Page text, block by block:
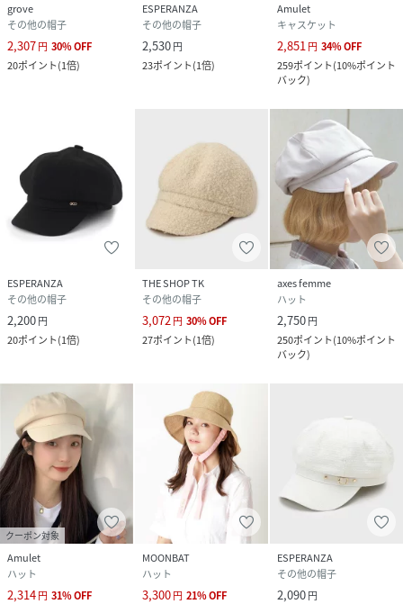
grove
その他の帽子
2,307円 30%OFF
20ポイント(1倍)
ESPERANZA
その他の帽子
2,530円
23ポイント(1倍)
Amulet
キャスケット
2,851円 34%OFF
259ポイント(10%ポイント
バック)
ESPERANZA
その他の帽子
2,200円
20ポイント(1倍)
THE SHOP TK
その他の帽子
3,072円 30%OFF
27ポイント(1倍)
axes femme
ハット
2,750円
250ポイント(10%ポイント
バック)
クーポン対象
Amulet
ハット
2,314円 31%OFF
MOONBAT
ハット
3,300円 21%OFF
ESPERANZA
その他の帽子
2,090円